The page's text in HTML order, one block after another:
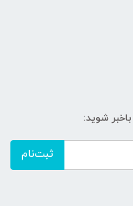
شوید:
ثبت‌نام